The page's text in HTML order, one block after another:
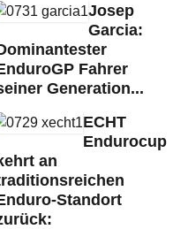
Josep
Garcia:
Fahrer
Generation...
ECHT
Endurocup
an
Standort